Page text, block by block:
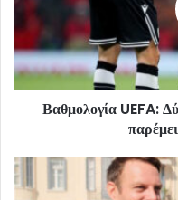
Βαθμολογία UEFA: